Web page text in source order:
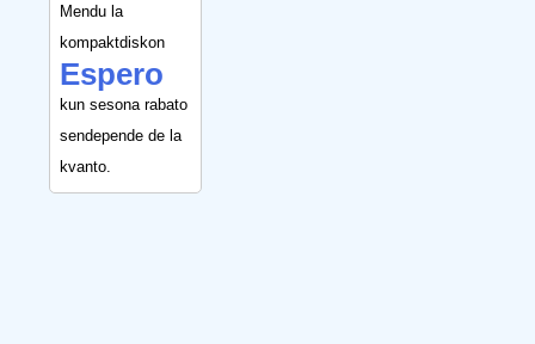
Mendu la
kompaktdiskon
Espero
kun sesona rabato
sendepende de la
kvanto.